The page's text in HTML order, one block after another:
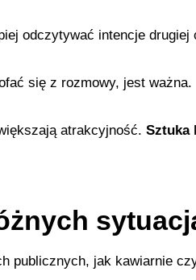
odczytywać intencje drugiej
się z rozmowy, jest ważna.
atrakcyjność. Sztuka
publicznych, jak kawiarnie